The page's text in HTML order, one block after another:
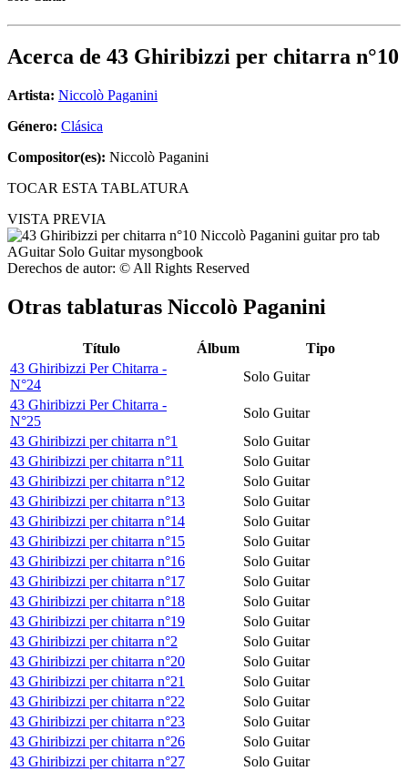
Acerca de 43 Ghiribizzi per chitarra n°10
Artista: Niccolò Paganini
Género: Clásica
Compositor(es): Niccolò Paganini
TOCAR ESTA TABLATURA
VISTA PREVIA
Derechos de autor: © All Rights Reserved
Otras tablaturas Niccolò Paganini
Título Álbum
Tipo
43 Ghiribizzi Per Chitarra -
N°24
Solo Guitar
43 Ghiribizzi Per Chitarra -
N°25
Solo Guitar
43 Ghiribizzi per chitarra n°1
Solo Guitar
43 Ghiribizzi per chitarra n°11
Solo Guitar
43 Ghiribizzi per chitarra n°12
Solo Guitar
43 Ghiribizzi per chitarra n°13
Solo Guitar
43 Ghiribizzi per chitarra n°14
Solo Guitar
43 Ghiribizzi per chitarra n°15
Solo Guitar
43 Ghiribizzi per chitarra n°16
Solo Guitar
43 Ghiribizzi per chitarra n°17
Solo Guitar
43 Ghiribizzi per chitarra n°18
Solo Guitar
43 Ghiribizzi per chitarra n°19
Solo Guitar
43 Ghiribizzi per chitarra n°2
Solo Guitar
43 Ghiribizzi per chitarra n°20
Solo Guitar
43 Ghiribizzi per chitarra n°21
Solo Guitar
43 Ghiribizzi per chitarra n°22
Solo Guitar
43 Ghiribizzi per chitarra n°23
Solo Guitar
43 Ghiribizzi per chitarra n°26
Solo Guitar
43 Ghiribizzi per chitarra n°27
Solo Guitar